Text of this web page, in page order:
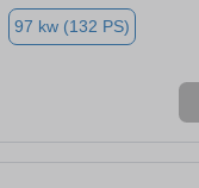
97 kw (132 PS)